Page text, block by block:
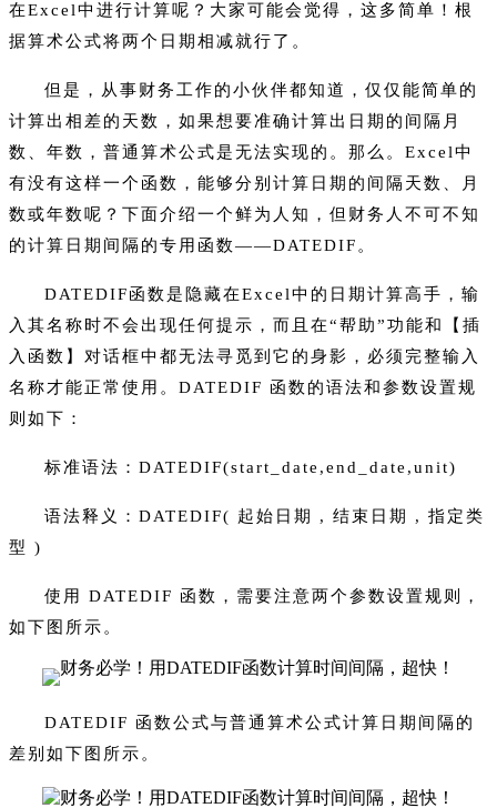
在Excel中进行计算呢？大家可能会觉得，这多简单！根
据算术公式将两个日期相减就行了。
但是，从事财务工作的小伙伴都知道，仅仅能简单的
计算出相差的天数，如果想要准确计算出日期的间隔月
数、年数，普通算术公式是无法实现的。那么。Excel中
有没有这样一个函数，能够分别计算日期的间隔天数、月
数或年数呢？下面介绍一个鲜为人知，但财务人不可不知
的计算日期间隔的专用函数——DATEDIF。
DATEDIF函数是隐藏在Excel中的日期计算高手，输
入其名称时不会出现任何提示，而且在“帮助”功能和【插
入函数】对话框中都无法寻觅到它的身影，必须完整输入
名称才能正常使用。DATEDIF 函数的语法和参数设置规
则如下：
标准语法：DATEDIF(start_date,end_date,unit)
语法释义：DATEDIF( 起始日期 , 结束日期 , 指定类
型 )
使用 DATEDIF 函数，需要注意两个参数设置规则，
如下图所示。
DATEDIF 函数公式与普通算术公式计算日期间隔的
差别如下图所示。